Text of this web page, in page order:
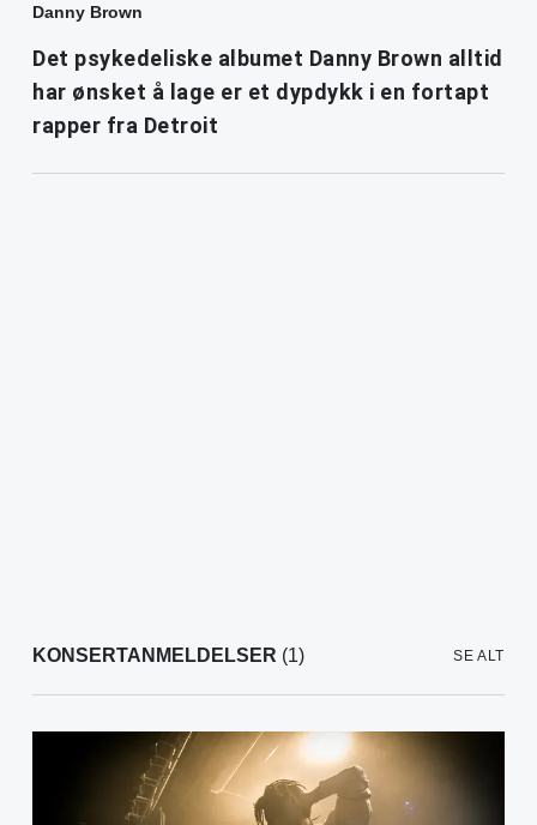
Danny Brown
Det psykedeliske albumet Danny Brown alltid
har ønsket å lage er et dypdykk i en fortapt
rapper fra Detroit
KONSERTANMELDELSER (1) SE ALT